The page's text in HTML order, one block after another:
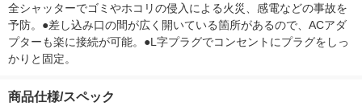
全シャッターでゴミやホコリの侵入による火災、感電などの事故を
予防。●差し込み口の間が広く開いている箇所があるので、ACアダ
プターも楽に接続が可能。●L字プラグでコンセントにプラグをしっ
かりと固定。
商品仕様/スペック